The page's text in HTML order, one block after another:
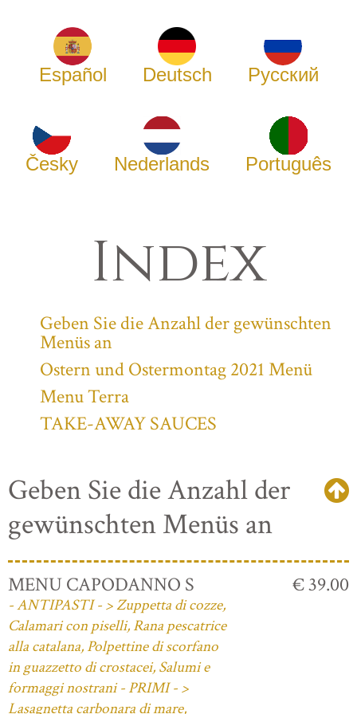
Español Deutsch Русский
Česky Nederlands Português
Index
Geben Sie die Anzahl der gewünschten
Menüs an
Ostern und Ostermontag 2021 Menü
Menu Terra
TAKE-AWAY SAUCES
Geben Sie die Anzahl der
gewünschten Menüs an
MENU CAPODANNO S
- ANTIPASTI - > Zuppetta di cozze,
Calamari con piselli, Rana pescatrice
alla catalana, Polpettine di scorfano
in guazzetto di crostacei, Salumi e
formaggi nostrani - PRIMI - >
Lasagnetta carbonara di mare,
€ 39.00